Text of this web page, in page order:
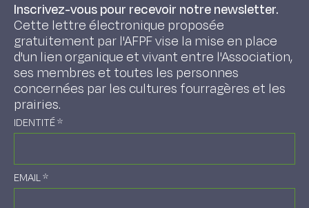
Inscrivez-vous pour recevoir notre newsletter.
Cette lettre électronique proposée
gratuitement par l'AFPF vise la mise en place
d'un lien organique et vivant entre l'Association,
ses membres et toutes les personnes
concernées par les cultures fourragères et les
prairies.
IDENTITÉ*
EMAIL*